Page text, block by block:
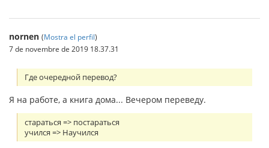
nornen (Mostra el perfil)
7 de novembre de 2019 18.37.31
Где очередной перевод?
Я на работе, а книга дома... Вечером переведу.
стараться => постараться
учился => Научился